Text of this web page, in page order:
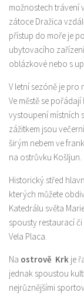
možnostech trávení
zátoce Dražica
přístup do moře je
ubytovacího
oblázkové nebo s
V letní sezóně je
Ve městě se
vystoupení místních
zážitkem jsou
širým nebem ve
na ostrůvku Košljun.
Historický střed
kterých můžete
Katedrálu světa
spousty restaurací
Vela Placa.
Na ostrově Krk je
jednak spoustou
nejrůznějšími